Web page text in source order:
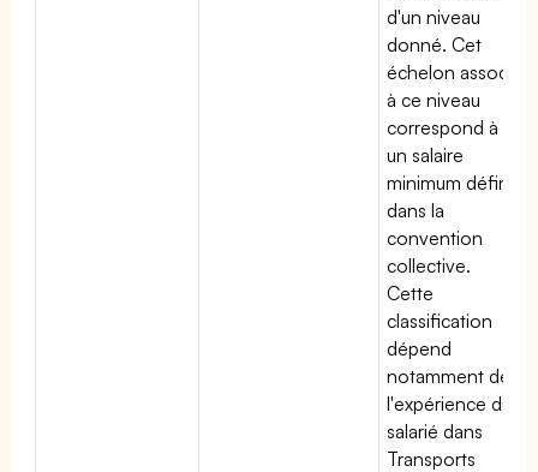
d'un niveau
donné. Cet
échelon associé
à ce niveau
correspond à
un salaire
minimum défini
dans la
convention
collective.
Cette
classification
dépend
notamment de
l'expérience du
salarié dans
Transports